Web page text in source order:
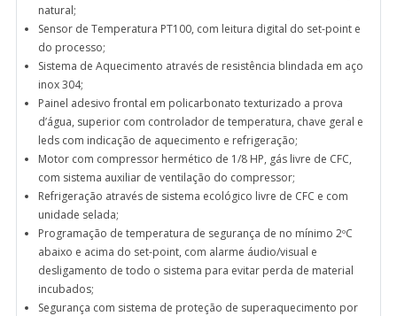
natural;
Sensor de Temperatura PT100, com leitura digital do set-point e
do processo;
Sistema de Aquecimento através de resistência blindada em aço
inox 304;
Painel adesivo frontal em policarbonato texturizado a prova
d’água, superior com controlador de temperatura, chave geral e
leds com indicação de aquecimento e refrigeração;
Motor com compressor hermético de 1/8 HP, gás livre de CFC,
com sistema auxiliar de ventilação do compressor;
Refrigeração através de sistema ecológico livre de CFC e com
unidade selada;
Programação de temperatura de segurança de no mínimo 2ºC
abaixo e acima do set-point, com alarme áudio/visual e
desligamento de todo o sistema para evitar perda de material
incubados;
Segurança com sistema de proteção de superaquecimento por